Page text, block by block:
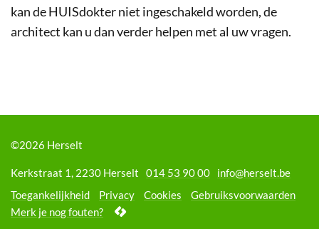
kan de HUISdokter niet ingeschakeld worden, de
architect kan u dan verder helpen met al uw vragen.
©2026 Herselt
Adres
Kerkstraat 1, 2230 Herselt
Tel. 014 53 90 00
E-
mail
info@herselt.be
Toegankelijkheid
Privacy Cookies
Gebruiksvoorwaarden
Merk je nog fouten?